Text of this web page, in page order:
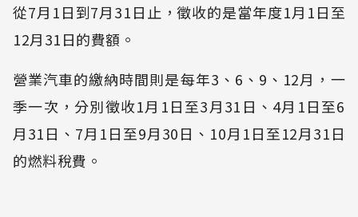
從7月1日到7月31日止，徵收的是當年度1月1日至
12月31日的費額。
營業汽車的繳納時間則是每年3、6、9、12月，一
季一次，分別徵收1月1日至3月31日、4月1日至6
月31日、7月1日至9月30日、10月1日至12月31日
的燃料稅費。